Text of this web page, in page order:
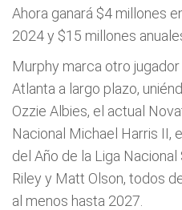
Ahora ganará $4 millones
2024 y $15 millones
Murphy marca otro
Atlanta a largo plazo,
Ozzie Albies, el actual
Nacional Michael Harris II,
del Año de la Liga
Riley y Matt Olson, todos
al menos hasta 2027.